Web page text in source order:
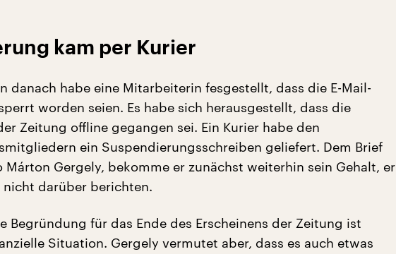
kam per Kurier
danach habe eine Mitarbeiterin fesgestellt, dass die E-Mail-
worden seien. Es habe sich herausgestellt, dass die
Zeitung offline gegangen sei. Ein Kurier habe den
ein Suspendierungsschreiben geliefert. Dem Brief
Márton Gergely, bekomme er zunächst weiterhin sein Gehalt, er
nicht darüber berichten.
Begründung für das Ende des Erscheinens der Zeitung ist
Situation. Gergely vermutet aber, dass es auch etwas